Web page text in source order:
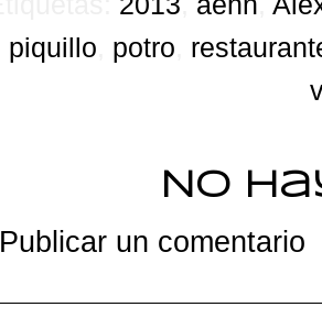
piquillo potro
No
Publicar un comentario